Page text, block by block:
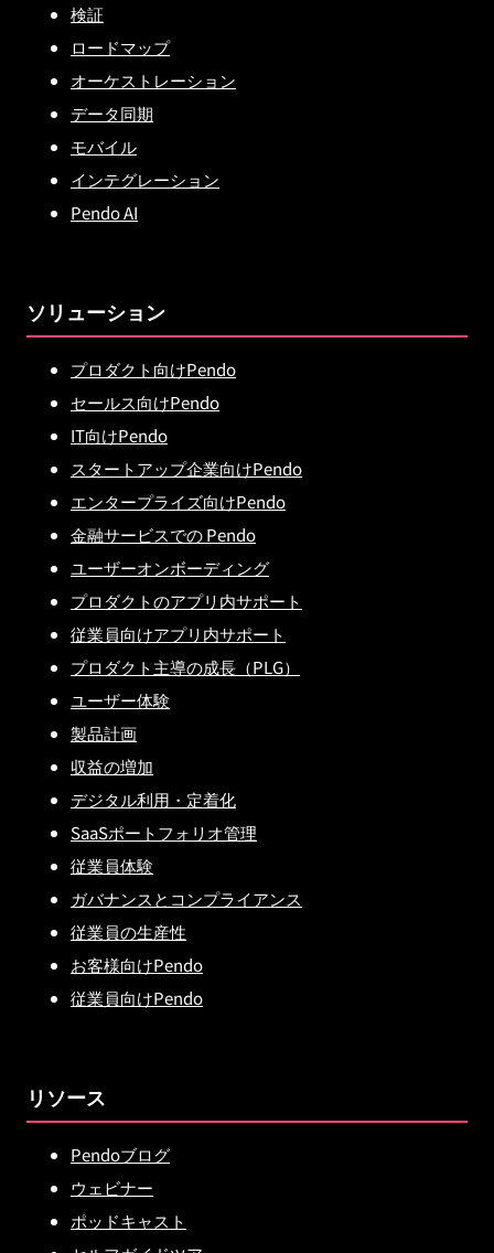
検証
ロードマップ
オーケストレーション
データ同期
モバイル
インテグレーション
Pendo AI
ソリューション
プロダクト向けPendo
セールス向けPendo
IT向けPendo
スタートアップ企業向けPendo
エンタープライズ向けPendo
金融サービスでの Pendo
ユーザーオンボーディング
プロダクトのアプリ内サポート
従業員向けアプリ内サポート
プロダクト主導の成長（PLG）
ユーザー体験
製品計画
収益の増加
デジタル利用・定着化
SaaSポートフォリオ管理
従業員体験
ガバナンスとコンプライアンス
従業員の生産性
お客様向けPendo
従業員向けPendo
リソース
Pendoブログ
ウェビナー
ポッドキャスト